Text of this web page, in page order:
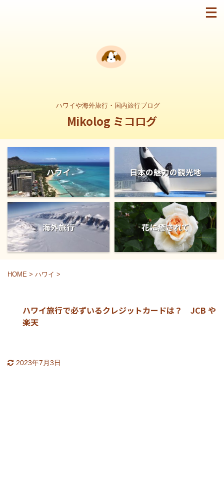
ハワイや海外旅行・国内旅行ブログ
Mikolog ミコログ
ハワイ 日本の魅力の観光地
海外旅行 花に癒されて
HOME > ハワイ >
ハワイ旅行で必ずいるクレジットカードは？ JCB や
楽天
2023年7月3日